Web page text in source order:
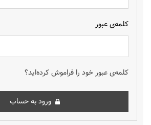
کلمه‌ی عبور
کلمه‌ی عبور خود را فراموش کرده‌اید؟
ورود به حساب